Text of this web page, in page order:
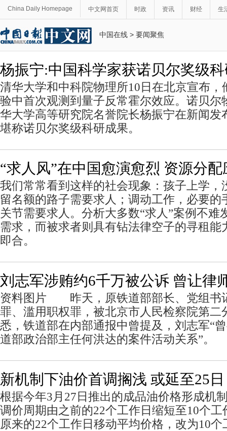
China Daily Homepage 中文网首页 时政 资讯 财经 生
中国在线 > 要闻聚焦
杨振宁:中国科学家获诺贝尔奖级
清华大学和中科院物理所10日在北京宣布，
验中首次观测到量子反常霍尔效应。诺贝尔
华大学高等研究院名誉院长杨振宁在新闻发
堪称诺贝尔奖级科研成果。
“求人风”在中国愈演愈烈 资源分
我们常常看到这样的社会现象：孩子上学，
留名额的路子需要求人；调动工作，必要的
关节需要求人。分析大多数“求人”案例不难
需求，而被求者则具有钻法律空子的寻租能
即合。
刘志军涉贿约6千万被公诉 曾让律
资料图片 昨天，原铁道部部长、党组书
罪、滥用职权罪，被北京市人民检察院第二
悉，铁道部在内部通报中曾提及，刘志军“
道部政治部主任何洪达的案件活动关系”。
新机制下油价首调搁浅 或延至25日
根据今年3月27日推出的成品油价格形成机
调价周期由之前的22个工作日缩短至10个
原来的22个工作日移动平均价格，改为10